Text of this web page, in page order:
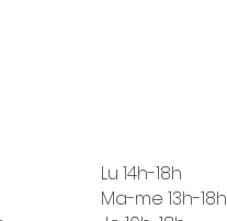
Lu 14h-18h
Ma-me 13h-18h